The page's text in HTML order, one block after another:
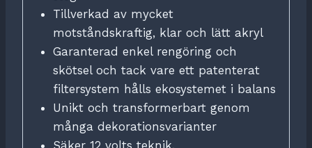
Tillverkad av mycket
motståndskraftig, klar och lätt akryl
Garanterad enkel rengöring och
skötsel och tack vare ett patenterat
filtersystem hålls ekosystemet i balans
Unikt och transformerbart genom
många dekorationsvarianter